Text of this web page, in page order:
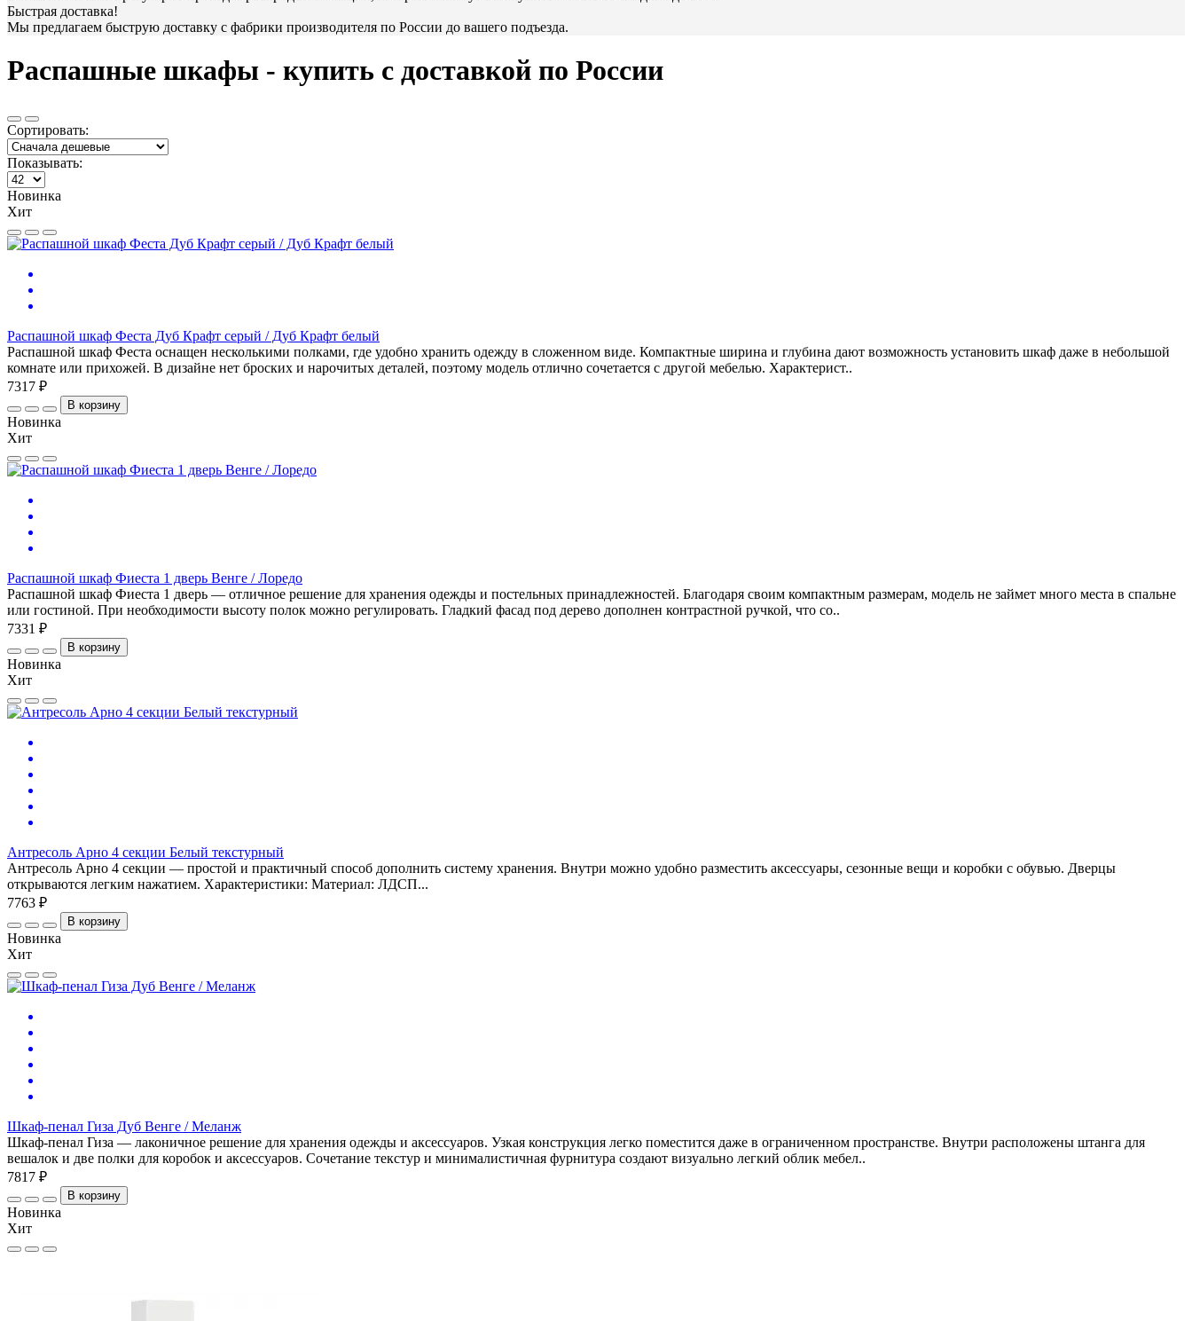
Быстрая доставка!
Мы предлагаем быструю доставку с фабрики производителя по России до вашего подъезда.
Распашные шкафы - купить с доставкой по России
Сортировать:
Показывать:
Новинка
Хит
Распашной шкаф Феста Дуб Крафт серый / Дуб Крафт белый
Распашной шкаф Феста оснащен несколькими полками, где удобно хранить одежду в сложенном виде. Компактные ширина и глубина дают возможность установить шкаф даже в небольшой
комнате или прихожей. В дизайне нет броских и нарочитых деталей, поэтому модель отлично сочетается с другой мебелью. Характерист..
7317 ₽
В корзину
Новинка
Хит
Распашной шкаф Фиеста 1 дверь Венге / Лоредо
Распашной шкаф Фиеста 1 дверь — отличное решение для хранения одежды и постельных принадлежностей. Благодаря своим компактным размерам, модель не займет много места в спальне
или гостиной. При необходимости высоту полок можно регулировать. Гладкий фасад под дерево дополнен контрастной ручкой, что со..
7331 ₽
В корзину
Новинка
Хит
Антресоль Арно 4 секции Белый текстурный
Антресоль Арно 4 секции — простой и практичный способ дополнить систему хранения. Внутри можно удобно разместить аксессуары, сезонные вещи и коробки с обувью. Дверцы
открываются легким нажатием. Характеристики: Материал: ЛДСП...
7763 ₽
В корзину
Новинка
Хит
Шкаф-пенал Гиза Дуб Венге / Меланж
Шкаф-пенал Гиза — лаконичное решение для хранения одежды и аксессуаров. Узкая конструкция легко поместится даже в ограниченном пространстве. Внутри расположены штанга для
вешалок и две полки для коробок и аксессуаров. Сочетание текстур и минималистичная фурнитура создают визуально легкий облик мебел..
7817 ₽
В корзину
Новинка
Хит